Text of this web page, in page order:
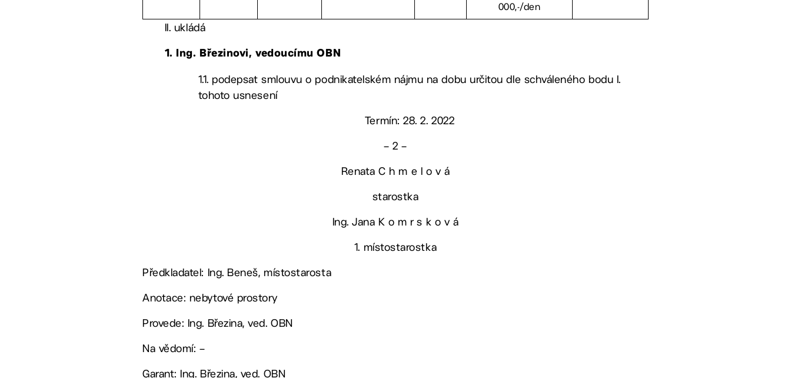
000,-/den
II. ukládá
1. Ing. Březinovi, vedoucímu OBN
1.1. podepsat smlouvu o podnikatelském nájmu na dobu určitou dle schváleného bodu I.
tohoto usnesení
Termín: 28. 2. 2022
– 2 –
Renata C h m e l o v á
starostka
Ing. Jana K o m r s k o v á
1. místostarostka
Předkladatel: Ing. Beneš, místostarosta
Anotace: nebytové prostory
Provede: Ing. Březina, ved. OBN
Na vědomí: –
Garant: Ing. Březina, ved. OBN